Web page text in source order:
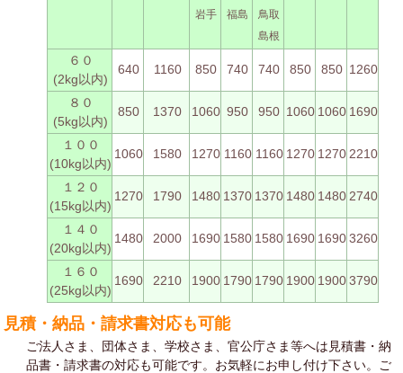
岩手
福島
鳥取
島根
６０
(2kg以内)
640 1160 850 740 740 850 850 1260
８０
(5kg以内)
850 1370 1060 950 950 1060 1060 1690
１００
(10kg以内)
1060 1580 1270 1160 1160 1270 1270 2210
１２０
(15kg以内)
1270 1790 1480 1370 1370 1480 1480 2740
１４０
(20kg以内)
1480 2000 1690 1580 1580 1690 16903260
１６０
(25kg以内)
1690 2210 1900 1790 1790 1900 19003790
見積・納品・請求書対応も可能
ご法人さま、団体さま、学校さま、官公庁さま等へは見積書・納
品書・請求書の対応も可能です。お気軽にお申し付け下さい。ご